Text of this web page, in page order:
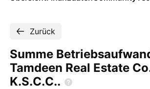
Zurück
Summe
Tamdeen Real Estate
K.S.C.C..